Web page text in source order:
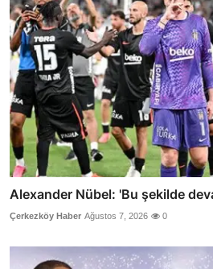
Alexander Nübel: 'Bu şekilde
Çerkezköy Haber Ağustos 7, 2026 0